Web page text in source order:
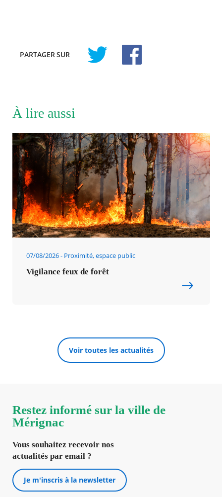
PARTAGERSUR
À lire aussi
07/08/2026 Proximité, espace public
Vigilance feux de forêt
Voir toutes les actualités
Restez informé sur la ville de
Mérignac
Vous souhaitez recevoir nos
actualités par email ?
Je m'inscris à la newsletter